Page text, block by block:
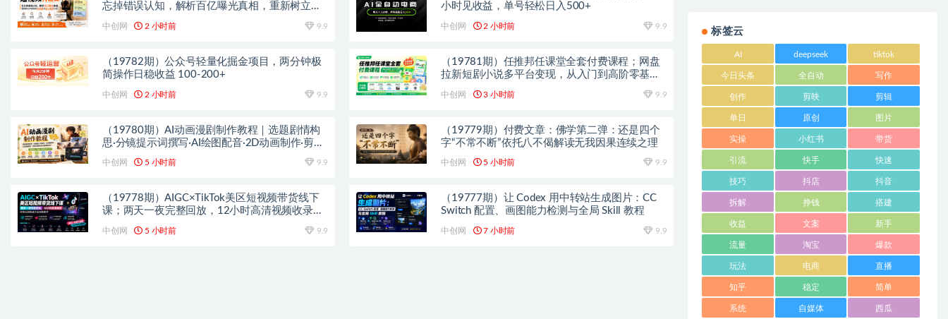
忘掉错误认知，解析百亿曝光真相，重新树立内
中创网 2 小时前 9.9
小时见收益，单号轻松日入500+
中创网 2 小时前 9.9
（19782期）公众号轻量化掘金项目，两分钟极
简操作日稳收益 100-200+
中创网 2 小时前 9.9
（19781期）任推邦任课堂全套付费课程；网盘
拉新短剧小说多平台变现，从入门到高阶零基础
中创网 3 小时前 9.9
（19780期）AI动画漫剧制作教程｜选题剧情构
思·分镜提示词撰写·AI绘图配音·2D动画制作·剪映
中创网 5 小时前 9.9
（19779期）付费文章：佛学第二弹：还是四个
字“不常不断”依托八不偈解读无我因果连续之理
中创网 5 小时前 9.9
（19778期）AIGC×TikTok美区短视频带货线下
课；两天一夜完整回放，12小时高清视频收录头
中创网 5 小时前 9.9
（19777期）让 Codex 用中转站生成图片：CC
Switch 配置、画图能力检测与全局 Skill 教程
中创网 7 小时前 9.9
标签云
AI deepseek tiktok
今日头条 全自动 写作
创作 剪映 剪辑
单日 原创 图片
实操 小红书 带货
引流 快手 快速
技巧 抖店 抖音
拆解 挣钱 搭建
收益 文案 新手
流量 淘宝 爆款
玩法 电商 直播
知乎 稳定 简单
系统 自媒体 西瓜